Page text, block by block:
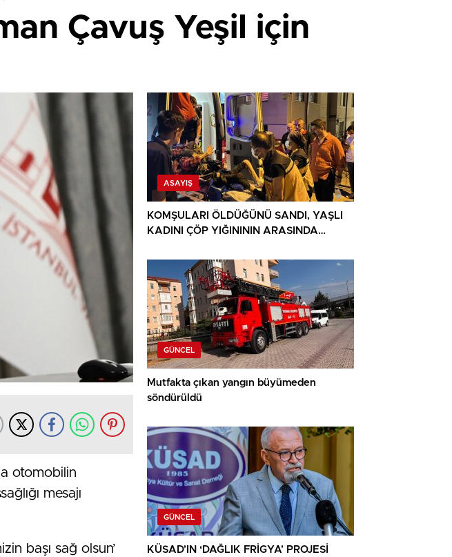
Çavuş Yeşil için
otomobilin
mesajı
başı sağ olsun’
ASAYIŞ
KOMŞULARI ÖLDÜĞÜNÜ SANDI, YAŞLI
KADINI ÇÖP YIĞINININ ARASINDA
GÜNCEL
Mutfakta çıkan yangın büyümeden
söndürüldü
GÜNCEL
KÜSAD’IN ‘DAĞLIK FRİGYA’ PROJESİ